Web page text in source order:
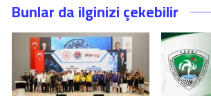
Bunlar da ilginizi çekebilir